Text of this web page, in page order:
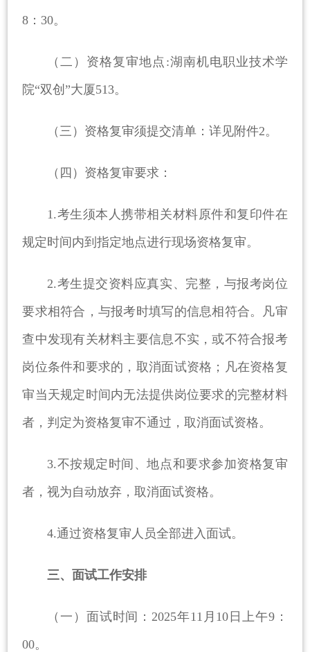
8 ：30。
（二）资格复审地点:湖南机电职业技术学
院“双创”大厦513。
（三）资格复审须提交清单：详见附件2。
（四）资格复审要求：
1.考生须本人携带相关材料原件和复印件在
规定时间内到指定地点进行现场资格复审。
2.考生提交资料应真实、完整，与报考岗位
要求相符合，与报考时填写的信息相符合。凡审
查中发现有关材料主要信息不实，或不符合报考
岗位条件和要求的，取消面试资格；凡在资格复
审当天规定时间内无法提供岗位要求的完整材料
者，判定为资格复审不通过，取消面试资格。
3.不按规定时间、地点和要求参加资格复审
者，视为自动放弃，取消面试资格。
4.通过资格复审人员全部进入面试。
三、面试工作安排
（一）面试时间：2025年11 月 10 日上午9：
00。